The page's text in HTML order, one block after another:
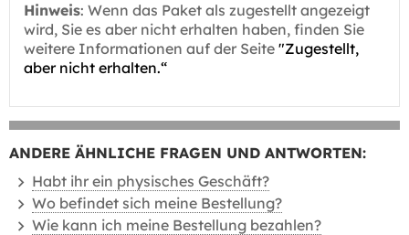
Hinweis: Wenn das Paket als zugestellt angezeigt
wird, Sie es aber nicht erhalten haben, finden Sie
weitere Informationen auf der Seite "Zugestellt,
aber nicht erhalten.“
ANDERE ÄHNLICHE FRAGEN UND ANTWORTEN:
Habt ihr ein physisches Geschäft?
Wo befindet sich meine Bestellung?
Wie kann ich meine Bestellung bezahlen?